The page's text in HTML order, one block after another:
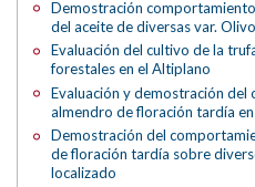
Demostración
del aceite de diversas var. Olivo
Evaluación del cultivo de la
forestales en el Altiplano
Evaluación y demostración
almendro de floración tardía
Demostración del
de floración tardía sobre
localizado